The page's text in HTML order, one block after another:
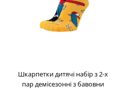
Шкарпетки дитячі набір з 2-х
пар демісезонні з бавовни